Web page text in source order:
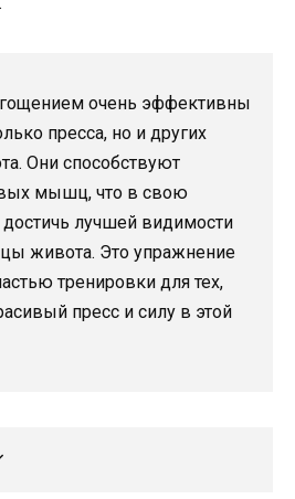
очень эффективны
пресса, но и других
Они способствуют
мышц, что в свою
лучшей видимости
живота. Это упражнение
тренировки для тех,
пресс и силу в этой